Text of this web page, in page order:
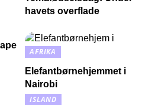
havets overflade
AFRIKA
Elefantbørnehjemmet i
Nairobi
ISLAND